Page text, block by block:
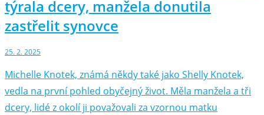
týrala dcery, manžela donutila
zastřelit synovce
25. 2. 2025
Michelle Knotek, známá někdy také jako Shelly Knotek,
vedla na první pohled obyčejný život. Měla manžela a tři
dcery, lidé z okolí ji považovali za vzornou matku